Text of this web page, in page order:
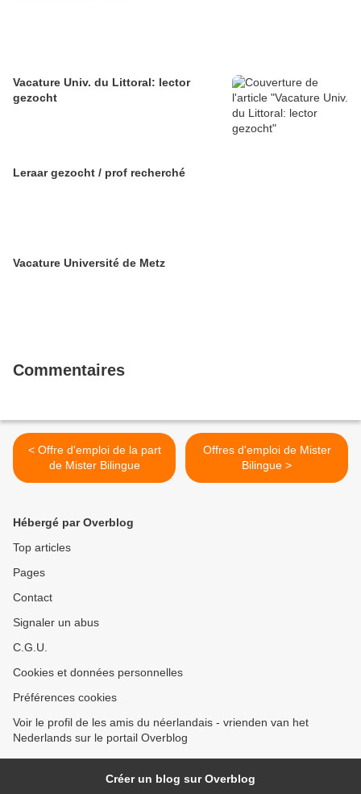
Vacature Univ. du Littoral: lector
gezocht
Leraar gezocht / prof recherché
Vacature Université de Metz
Commentaires
< Offre d'emploi de la part
de Mister Bilingue
Offres d'emploi de Mister
Bilingue >
Hébergé par Overblog
Top articles
Pages
Contact
Signaler un abus
C.G.U.
Cookies et données personnelles
Préférences cookies
Voir le profil de les amis du néerlandais - vrienden van het
Nederlands sur le portail Overblog
Créer un blog sur Overblog